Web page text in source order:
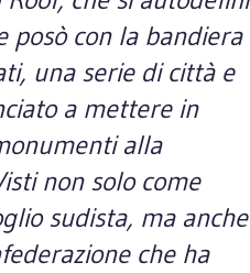
posò con la bandiera
una serie di città e
a mettere in
alla
non solo come
sudista, ma anche
che ha